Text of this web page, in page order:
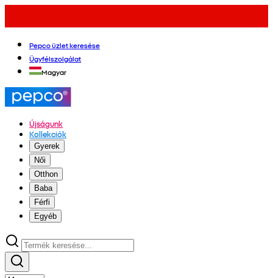
Pepco üzlet keresése
Ügyfélszolgálat
Magyar
Újságunk
Kollekciók
Gyerek
Női
Otthon
Baba
Férfi
Egyéb